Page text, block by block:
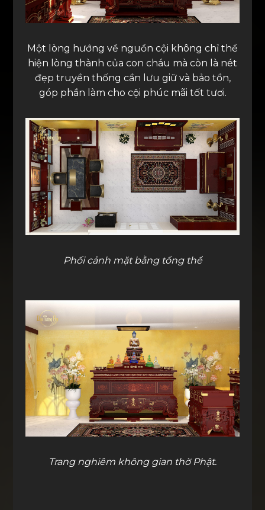
Một lòng hướng về nguồn cội không chỉ thể
hiện lòng thành của con cháu mà còn là nét
đẹp truyền thống cần lưu giữ và bảo tồn,
góp phần làm cho cội phúc mãi tốt tươi.
Phối cảnh mặt bằng tổng thể
Trang nghiêm không gian thờ Phật.